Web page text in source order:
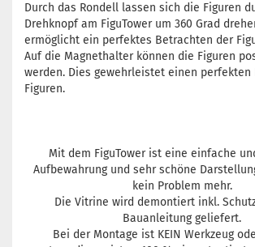
Durch das Rondell lassen sich die Figuren
Drehknopf am FiguTower um 360 Grad
ermöglicht ein perfektes Betrachten der
Auf die Magnethalter können die Figuren
werden. Dies gewehrleistet einen perfekten
Figuren.
Mit dem FiguTower ist eine einfache
Aufbewahrung und sehr schöne
kein Problem mehr.
Die Vitrine wird demontiert inkl.
Bauanleitung geliefert.
Bei der Montage ist KEIN Werkzeug